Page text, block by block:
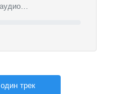
аудио…
трек